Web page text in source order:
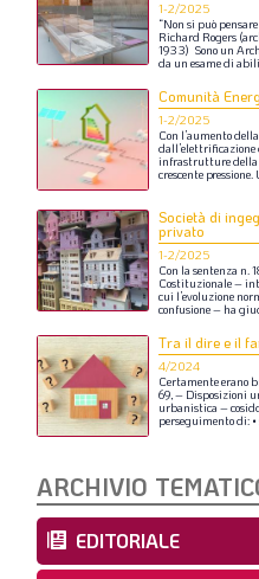
1-2/2025
“Non si può pensare
Richard Rogers
1933) Sono un
da un esamedi
Comunità
1-2/2025
Con l’aumentodella
dall’elettrificazione
infrastrutturedella
crescente pressione.
Società di
privato
1-2/2025
Con la sentenza n.
Costituzionale–
cui l’evoluzione
confusione– ha
Tra il dire e il
4/2024
Certamenteerano
69,– Disposizioni
urbanistica –
perseguimentodi: •
ARCHIVIO
EDITORIALE